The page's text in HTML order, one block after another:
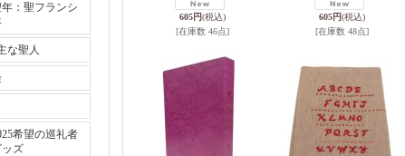
：聖フランシ
な聖人
希望の巡礼者
ズ
605円(税込)
[在庫数 46点]
605円(税込)
[在庫数 48点]